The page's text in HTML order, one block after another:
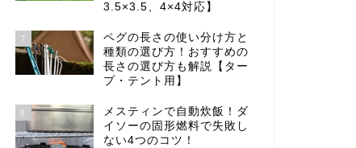
3.5×3.5、4×4対応】
7
ペグの長さの使い分け方と
種類の選び方！おすすめの
長さの選び方も解説【ター
プ・テント用】
8
メスティンで自動炊飯！ダ
イソーの固形燃料で失敗し
ない4つのコツ！